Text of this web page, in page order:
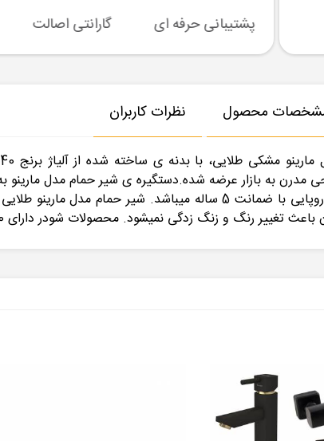
پشتیبانی حرفه ای گارانتی اصالت
محصول نظرات کاربران
مدرن به بازار عرضه شده.دستگیره ی شیر حمام مدل
شیر از نوع کارتریج اروپایی با ضمانت 5 ساله
رنگ و زنگ زدگی نمیشود. محصولات شودر دارای 60 ماه گارانتی نیز میباشند.